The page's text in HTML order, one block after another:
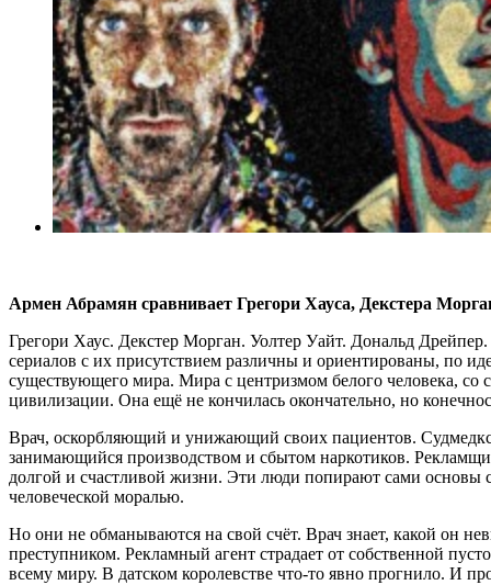
Армен Абрамян сравнивает Грегори Хауса, Декстера
Грегори Хаус. Декстер Морган. Уолтер Уайт. Дональд
сериалов с их присутствием различны и ориентированы, по
существующего мира. Мира с центризмом белого человека, со
цивилизации. Она ещё не кончилась окончательно, но
Врач, оскорбляющий и унижающий своих пациентов.
занимающийся производством и сбытом наркотиков.
долгой и счастливой жизни. Эти люди попирают сами основы
человеческой моралью.
Но они не обманываются на свой счёт. Врач знает, какой он
преступником. Рекламный агент страдает от собственной
всему миру. В датском королевстве что-то явно прогнило. И